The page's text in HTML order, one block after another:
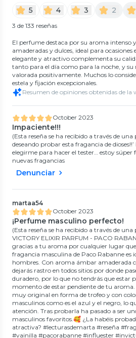
5 4 3 2
3 de 133 reseñas
El perfume destaca por su aroma intenso
amaderadas y dulces, ideal para ocasiones
elegante y atractivo complementa su
tanto para el día como para la noche, y su
valorada positivamente. Muchos lo
estela y fijación excepcionales.
Resumen de opiniones obtenidas de la
October 2023
Impaciente!!!
(Esta reseña se ha recibido a través de
deseando probar esta fragancia de
elegirme para hacer el tester… estoy
nuevas fragancias
Denunciar
martaa54
October 2023
¡Perfume masculino perfecto!
(Esta reseña se ha recibido a través de
VICTORY ELIXIR PARFUM - PACO
gracias a tu aroma por cualquier lugar
fragancia masculina de Paco Rabanne es
hombres. Con aroma ámbar amaderada
dejarás rastro en todos sitios por donde
duradero, por lo que no tendrás que estar
momento de estar pendiente de tu aroma.
muy original en forma de trofeo y con
masculinos como es el azul y el negro, lo
atención. Tras probarla ha pasado a ser
masculinos favoritos.🥰 ¿La habéis
atractiva? #lecturasdemarta #reseña
#vainilla #pacorabanne #influester